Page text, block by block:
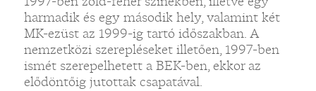
harmadik és egy második hely, valamint két
MK-ezüst az 1999-ig tartó időszakban. A
nemzetközi szerepléseket illetően, 1997-ben
ismét szerepelhetett a BEK-ben, ekkor az
elődöntőig jutottak csapatával.